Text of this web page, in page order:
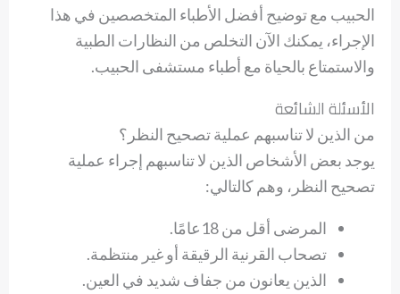
الحبيب مع توضيح أفضل الأطباء المتخصصين في هذا
الإجراء، يمكنك الآن التخلص من النظارات الطبية
والاستمتاع بالحياة مع أطباء مستشفى الحبيب.
الأسئلة الشائعة
من الذين لا تناسبهم عملية تصحيح النظر؟
يوجد بعض الأشخاص الذين لا تناسبهم إجراء عملية
تصحيح النظر، وهم كالتالي:
المرضى أقل من 18عامًا.
تصحاب القرنية الرقيقة أو غير منتظمة.
الذين يعانون من جفاف شديد في العين.